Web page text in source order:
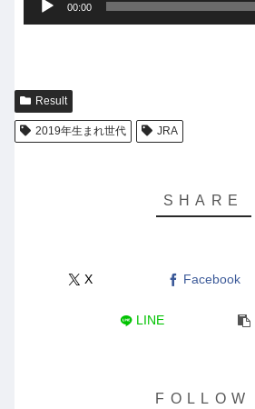
ー
ヤ
ー
00:00
Result
2019年生まれ世代 JRA
X Facebook
LINE